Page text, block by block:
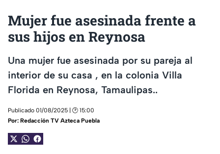
Mujer fue asesinada frente a
sus hijos en Reynosa
Una mujer fue asesinada por su pareja al
interior de su casa , en la colonia Villa
Florida en Reynosa, Tamaulipas..
Publicado 01/08/2025 | 🕑 15:00
Por: Redacción TV Azteca Puebla